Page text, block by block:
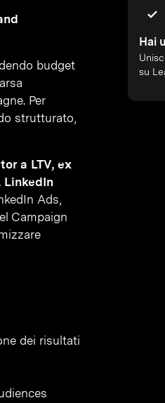
budget
Per
strutturato,
a LTV, ex
Ads,
Campaign
dei risultati
Hai
su